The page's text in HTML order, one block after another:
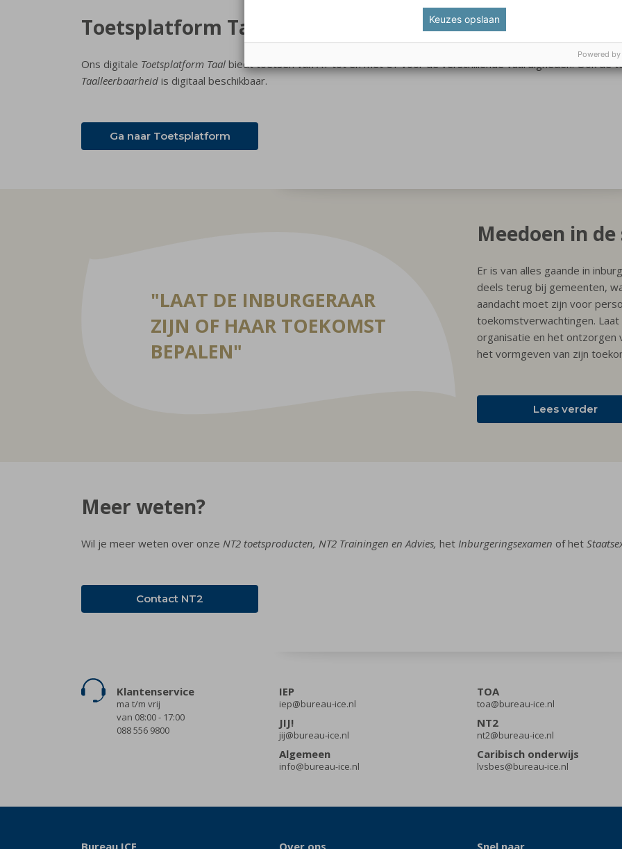
Toetsplatform Taal
Ons digitale Toetsplatform Taal biedt toetsen van A1 tot en met C1 voor de verschillende vaardigheden. Ook de
Taalleerbaarheid is digitaal beschikbaar.
Ga naar Toetsplatform
Meedoen in
Er is van alles gaande in
deels terug bij gemeenten,
aandacht moet zijn voor
toekomstverwachtingen.
organisatie en het ontzorgen
het vormgeven van zijn
Lees verder
LAAT DE INBURGERAAR
ZIJN OF HAAR TOEKOMST
BEPALEN
Meer weten?
Wil je meer weten over onze NT2 toetsproducten, NT2 Trainingen en Advies, het Inburgeringsexamen of het
Contact NT2
Klantenservice
ma t/m vrij
van 08:00 - 17:00
088 556 9800
IEP
iep@bureau-ice.nl
JIJ!
jij@bureau-ice.nl
Algemeen
info@bureau-ice.nl
TOA
toa@bureau-ice.nl
NT2
nt2@bureau-ice.nl
Caribisch onderwijs
lvsbes@bureau-ice.nl
Keuzes opslaan
Powered by